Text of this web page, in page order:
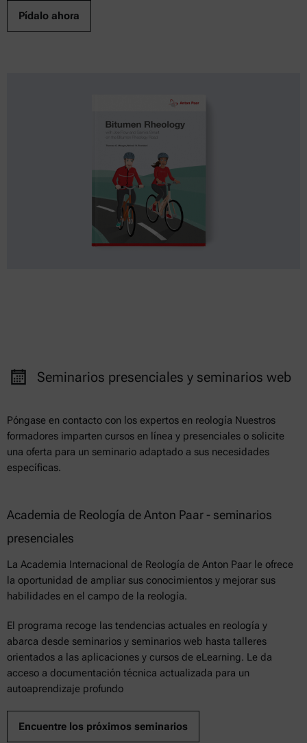
Pídalo ahora
Seminarios presenciales y seminarios web
Póngase en contacto con los expertos en reología Nuestros
formadores imparten cursos en línea y presenciales o solicite
una oferta para un seminario adaptado a sus necesidades
específicas.
Academia de Reología de Anton Paar - seminarios
presenciales
La Academia Internacional de Reología de Anton Paar le ofrece
la oportunidad de ampliar sus conocimientos y mejorar sus
habilidades en el campo de la reología.
El programa recoge las tendencias actuales en reología y
abarca desde seminarios y seminarios web hasta talleres
orientados a las aplicaciones y cursos de eLearning. Le da
acceso a documentación técnica actualizada para un
autoaprendizaje profundo
Encuentre los próximos seminarios